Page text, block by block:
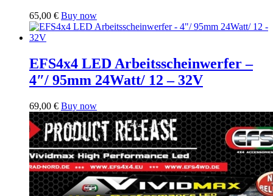
65,00 € Buy now
EFS4x4 LED Arbeitsscheinwerfer –
4″/ 95mm 24Watt/ 12 – 32V
69,00 € Buy now